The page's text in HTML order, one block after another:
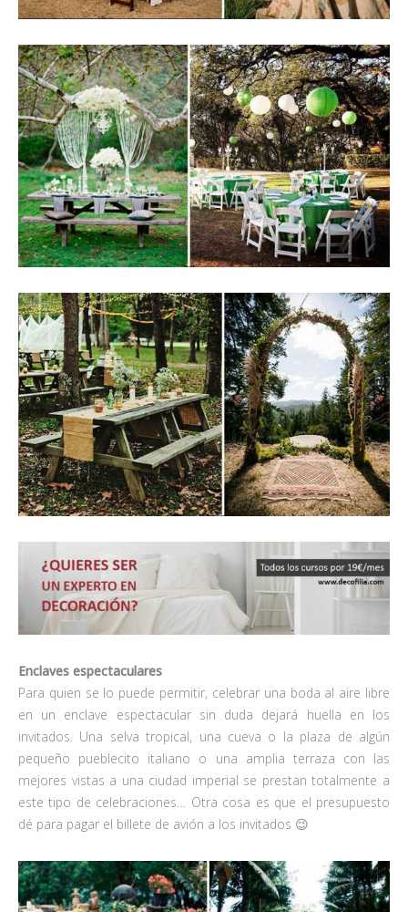
Enclaves espectaculares
Para quien se lo puede permitir, celebrar una boda al aire libre
en un enclave espectacular sin duda dejará huella en los
invitados. Una selva tropical, una cueva o la plaza de algún
pequeño pueblecito italiano o una amplia terraza con las
mejores vistas a una ciudad imperial se prestan totalmente a
este tipo de celebraciones… Otra cosa es que el presupuesto
dé para pagar el billete de avión a los invitados 😉